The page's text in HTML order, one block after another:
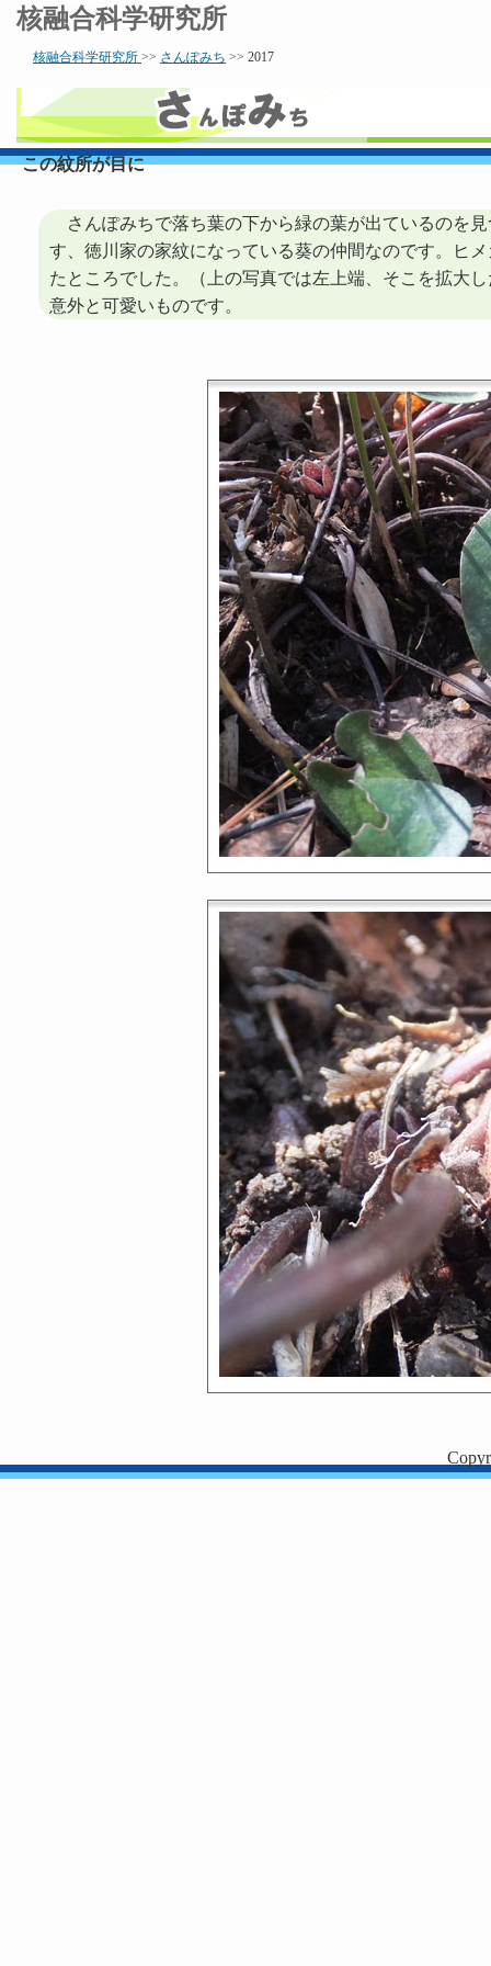
核融合科学研究所
核融合科学研究所 >> さんぽみち >> 2017
この紋所が目に
さんぽみちで落ち葉の下から緑の葉が出ているのを
す、徳川家の家紋になっている葵の仲間なのです。ヒ
たところでした。（上の写真では左上端、そこを拡大
意外と可愛いものです。